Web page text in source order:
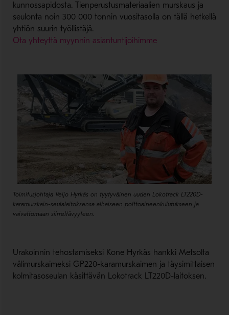
kunnossapidosta. Tienperustusmateriaalien murskaus ja
seulonta noin 300 000 tonnin vuositasolla on tällä hetkellä
yhtiön suurin työllistäjä.
Ota yhteyttä myynnin asiantuntijoihimme
Toimitusjohtaja Veijo Hyrkäs on tyytyväinen uuden Lokotrack LT220D-
karamurskain-seulalaitoksensa alhaiseen polttoaineenkulutukseen ja
vaivattomaan siirreltävyyteen.
Urakoinnin tehostamiseksi Kone Hyrkäs hankki Metsolta
välimurskaimeksi GP220-karamurskaimen ja täysimittaisen
kolmitasoseulan käsittävän Lokotrack LT220D-laitoksen.